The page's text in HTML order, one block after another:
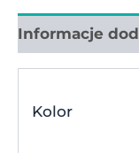
Informacje
Kolor